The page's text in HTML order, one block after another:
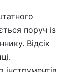
поруч із
Відсік